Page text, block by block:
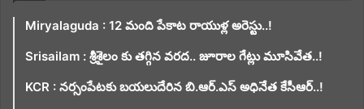
Miryalaguda : 12 మంది పేకాట రాయుళ్ల అరెస్టు..!
Srisailam : శ్రీశైలం కు తగ్గిన వరద.. జూరాల గేట్లు మూసివేత..!
KCR : నర్సంపేటకు బయలుదేరిన బి.ఆర్.ఎస్ అధినేత కేసీఆర్..!